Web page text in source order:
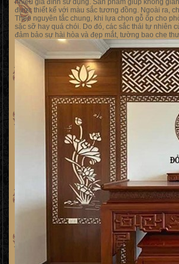
nhiều gia đình sử dụng. Sản phẩm giúp không
được thiết kế với màu sắc tương đồng. Ngoài ra,
Theo nguyên tắc chung, khi lựa chọn gỗ ốp cho
sặc sỡ hay quá chói. Do đó, các sắc thái tự nhiên
đảm bảo sự hài hòa và đẹp mắt, tường bao che